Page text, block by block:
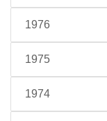
1976
1975
1974